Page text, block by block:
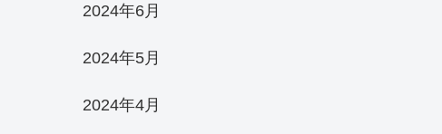
2024年6月
2024年5月
2024年4月